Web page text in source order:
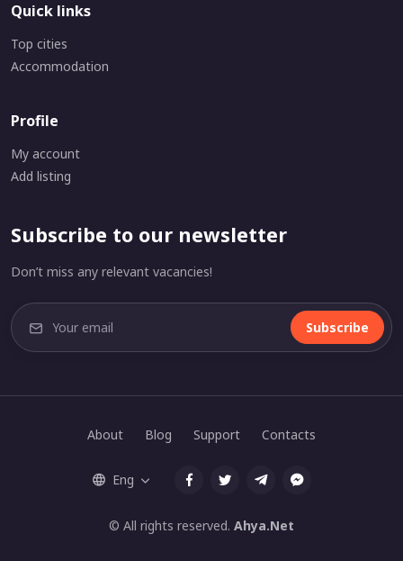
Quick links
Top cities
Accommodation
Profile
My account
Add listing
Subscribe to our newsletter
Don’t miss any relevant vacancies!
Subscribe
© All rights reserved. Ahya.Net
About Blog Support Contacts
Eng